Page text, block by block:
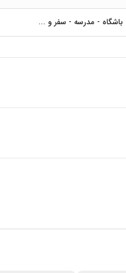
باشگاه - مدرسه - سفر و ...